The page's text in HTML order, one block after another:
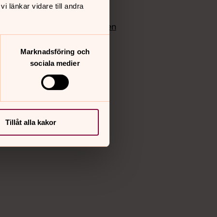
länkar vidare till andra
Marknadsföring och
sociala medier
Tillåt alla kakor
Instagram
Bloggportalen